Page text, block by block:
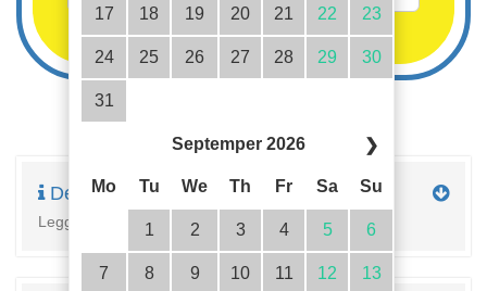
17 18 19 20 21 22 23
24 25 26 27 28 29 30
31
Septemper 2026 ❯
Mo Tu We Th Fr Sa Su
1 2 3 4 5 6
7 8 9 10 11 12 13
Descrizione
Leggi la descrizione completa della proprietà qui